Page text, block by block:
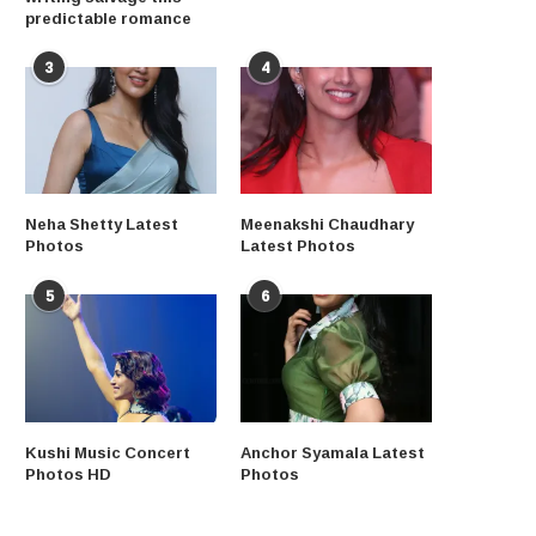
predictable romance
3
Neha Shetty Latest
Photos
4
Meenakshi Chaudhary
Latest Photos
5
Kushi Music Concert
Photos HD
6
Anchor Syamala Latest
Photos